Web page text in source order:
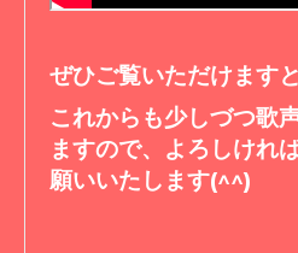
ぜひご覧いただけます
これからも少しづつ歌
ますので、よろしけれ
願いいたします(^^)